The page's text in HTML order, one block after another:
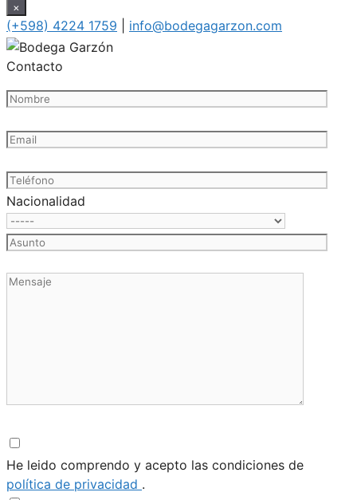
×
(+598) 4224 1759 info@bodegagarzon.com
Contacto
Nacionalidad
He leido comprendo y acepto las condiciones de
política de privacidad .